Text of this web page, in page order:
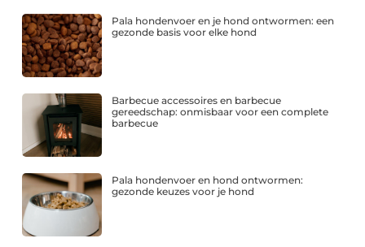
Pala hondenvoer en je hond ontwormen: een
gezonde basis voor elke hond
Barbecue accessoires en barbecue
gereedschap: onmisbaar voor een complete
barbecue
Pala hondenvoer en hond ontwormen:
gezonde keuzes voor je hond